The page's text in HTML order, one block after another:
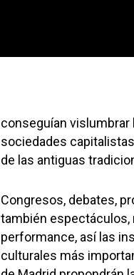
de las antiguas
Congresos, debates,
también espectáculos,
performance, así las
culturales más